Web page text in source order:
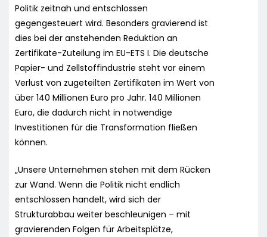
Politik zeitnah und entschlossen
gegengesteuert wird. Besonders gravierend ist
dies bei der anstehenden Reduktion an
Zertifikate-Zuteilung im EU-ETS I. Die deutsche
Papier- und Zellstoffindustrie steht vor einem
Verlust von zugeteilten Zertifikaten im Wert von
über 140 Millionen Euro pro Jahr. 140 Millionen
Euro, die dadurch nicht in notwendige
Investitionen für die Transformation fließen
können.
„Unsere Unternehmen stehen mit dem Rücken
zur Wand. Wenn die Politik nicht endlich
entschlossen handelt, wird sich der
Strukturabbau weiter beschleunigen – mit
gravierenden Folgen für Arbeitsplätze,